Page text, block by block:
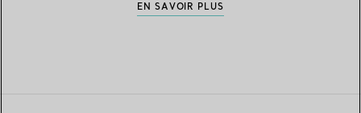
EN SAVOIR PLUS